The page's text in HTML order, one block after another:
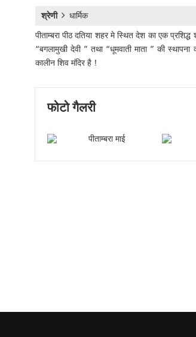
श्रेणी
धार्मिक
पीताम्बरा पीठ दतिया शहर मे स्थित देश का एक प्रशिद्ध
“बगलामुखी देवी ” तथा “धूमवाती माता ” की
कालीन शिव मंदिर है !
फोटो गैलरी